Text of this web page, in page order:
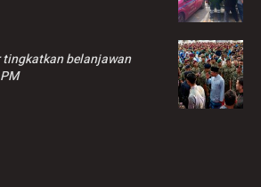
belanjawan